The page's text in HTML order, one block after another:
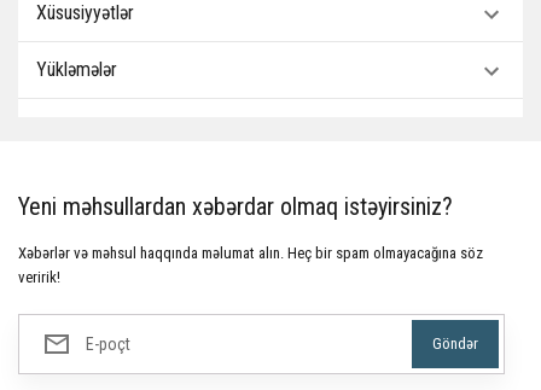
Xüsusiyyətlər
Yükləmələr
Yeni məhsullardan xəbərdar olmaq istəyirsiniz?
Xəbərlər və məhsul haqqında məlumat alın. Heç bir spam olmayacağına söz
veririk!